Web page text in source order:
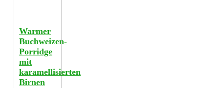
Warmer
Buchweizen-
Porridge
mit
karamellisierten
Birnen